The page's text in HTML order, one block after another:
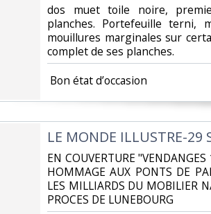
dos muet toile noire,
planches. Portefeuille terni,
mouillures marginales sur
complet de ses planches.‎
‎ Bon état d’occasion ‎
‎LE MONDE ILLUSTRE-29
‎EN COUVERTURE
HOMMAGE AUX PONTS DE
LES MILLIARDS DU MOBILIER
PROCES DE LUNEBOURG‎